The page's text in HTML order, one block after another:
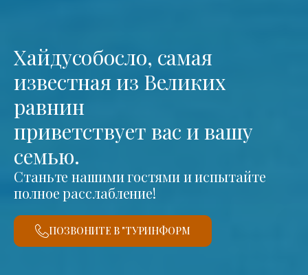
Хайдусобосло, самая
известная из Великих
равнин
приветствует вас и вашу
семью.
Станьте нашими гостями и испытайте
полное расслабление!
ПОЗВОНИТЕ В "ТУРИНФОРМ